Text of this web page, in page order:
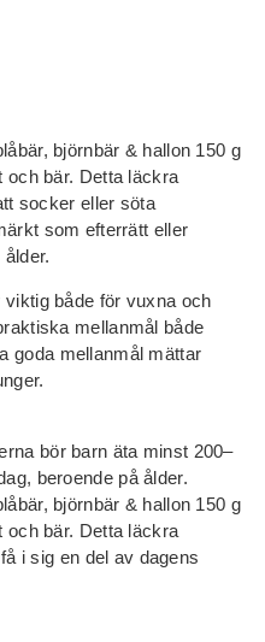
björnbär & hallon 150 g
bär. Detta läckra
socker eller söta
som efterrätt eller
både för vuxna och
mellanmål både
goda mellanmål mättar
bör barn äta minst 200–
beroende på ålder.
björnbär & hallon 150 g
bär. Detta läckra
i sig en del av dagens